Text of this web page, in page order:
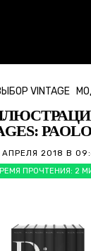
VINTAGE
АПРЕЛЯ 2018 В
ПРОЧТЕНИЯ: 2